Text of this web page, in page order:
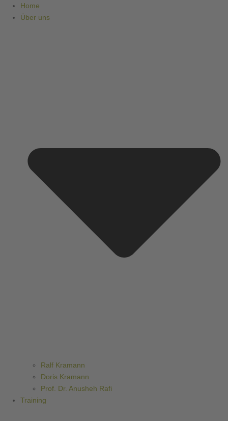
Zum
Inhalt
Home
Über uns
Ralf Kramann
Doris Kramann
Prof. Dr. Anusheh Rafi
Training